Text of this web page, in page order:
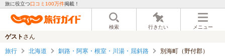
旅に役立つ口コミ100万件掲載！
検索 行きたい メニュー
ゲスト さん
旅行 北海道 釧路・阿寒・根室・川湯・屈斜路 別海町（野付郡）